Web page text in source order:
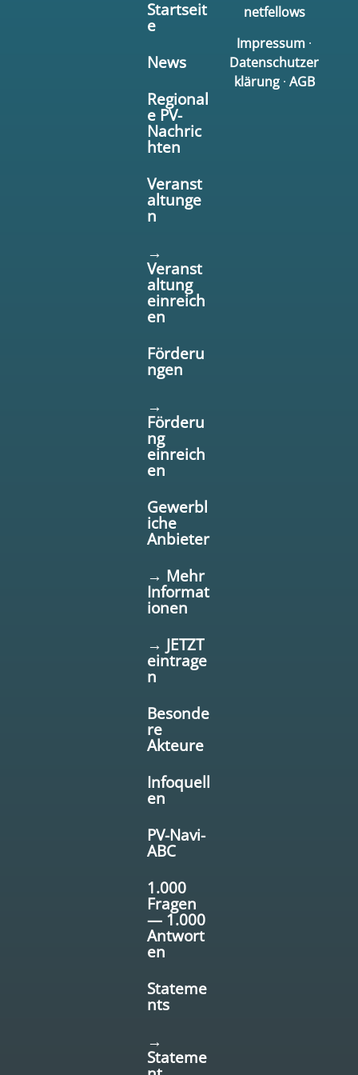
Startseit
e
News
Regional
e PV-
Nachric
hten
Veranst
altunge
n
→
Veranst
altung
einreich
en
Förderu
ngen
→
Förderu
ng
einreich
en
Gewerbl
iche
Anbieter
→ Mehr
Informat
ionen
→ JETZT
eintrage
n
Besonde
re
Akteure
Infoquell
en
PV-Navi-
ABC
1.000
Fragen
— 1.000
Antwort
en
Stateme
nts
→
Stateme
netfellows
Impressum ·
Datenschutzer
klärung· AGB